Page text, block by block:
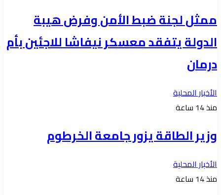
ممثل لجنة ضبط الأمن وفرض هيبة
الدولة يتفقد معسكر نيفاشا للاجئين بأم
درمان
الأخبار المحلية
منذ 14 ساعة
وزير الطاقة يزور جامعة الخرطوم
الأخبار المحلية
منذ 14 ساعة